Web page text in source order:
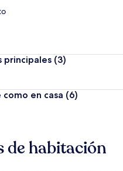
principales (3)
en casa (6)
de habitación